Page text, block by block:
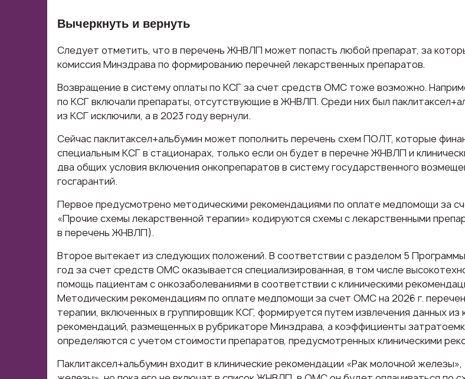
Вычеркнуть и вернуть
Следует отметить, что в перечень ЖНВЛП может попасть любой препарат, за
комиссия Минздрава по формированию перечней лекарственных препаратов.
Возвращение в систему оплаты по КСГ за счет средств ОМС тоже возможно.
по КСГ включали препараты, отсутствующие в ЖНВЛП. Среди них был
из КСГ исключили, а в 2023 году вернули.
Сейчас паклитаксел+альбумин может пополнить перечень схем ПОЛТ, которые
специальным КСГ в стационарах, только если он будет в перечне ЖНВЛП и
два общих условия включения онкопрепаратов в систему государственного
госгарантий.
Первое предусмотрено методическими рекомендациями по оплате медпомощи за
«Прочие схемы лекарственной терапии» кодируются схемы с лекарственными
в перечень ЖНВЛП).
Второе вытекает из следующих положений. В соответствии с разделом 5 Программы
год за счет средств ОМС оказывается специализированная, в том числе
помощь пациентам с онкозаболеваниями в соответствии с клиническими
Методическим рекомендациям по оплате медпомощи за счет ОМС на 2026 г.
терапии, включенных в группировщик КСГ, формируется путем извлечения данных из
рекомендаций, размещенных в рубрикаторе Минздрава, а коэффициенты
определяются с учетом стоимости препаратов, предусмотренных клиническими
Паклитаксел+альбумин входит в клинические рекомендации «Рак молочной